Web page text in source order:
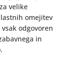
velike
omejitev
odgovoren
in